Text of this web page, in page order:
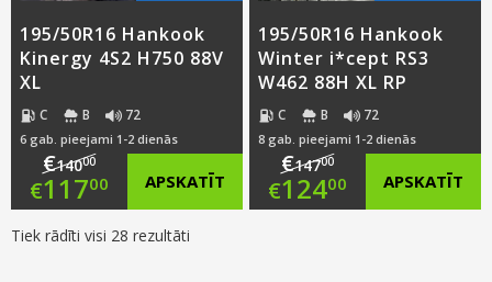
195/50R16 Hankook
Kinergy 4S2 H750 88V
XL
C B 72
6 gab. pieejami 1-2 dienās
€14000
Original
price
€11700
Current
APSKATĪT
195/50R16 Hankook
Winter i*cept RS3
W462 88H XL RP
C B 72
8 gab. pieejami 1-2 dienās
€14700
Original
€12400 APSKATĪT
Tiek rādīti visi 28 rezultāti